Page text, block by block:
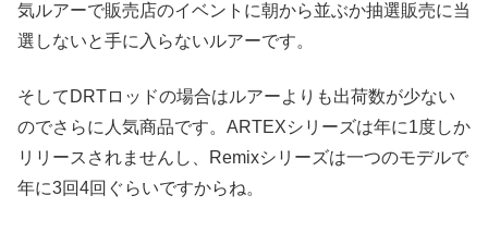
気ルアーで販売店のイベントに朝から並ぶか抽選販売に当
選しないと手に入らないルアーです。
そしてDRTロッドの場合はルアーよりも出荷数が少ない
のでさらに人気商品です。ARTEXシリーズは年に1度しか
リリースされませんし、Remixシリーズは一つのモデルで
年に3回4回ぐらいですからね。